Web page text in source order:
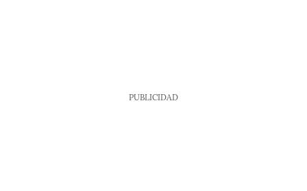
PUBLICIDAD